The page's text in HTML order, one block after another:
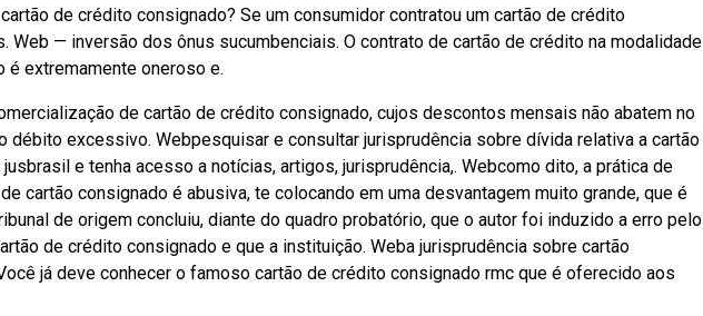
de crédito consignado? Se um consumidor contratou um cartão de crédito
Web — inversão dos ônus sucumbenciais. O contrato de cartão de crédito na modalidade
é extremamente oneroso e.
de cartão de crédito consignado, cujos descontos mensais não abatem no
débito excessivo. Webpesquisar e consultar jurisprudência sobre dívida relativa a cartão
e tenha acesso a notícias, artigos, jurisprudência,. Webcomo dito, a prática de
cartão consignado é abusiva, te colocando em uma desvantagem muito grande, que é
de origem concluiu, diante do quadro probatório, que o autor foi induzido a erro pelo
de crédito consignado e que a instituição. Weba jurisprudência sobre cartão
já deve conhecer o famoso cartão de crédito consignado rmc que é oferecido aos